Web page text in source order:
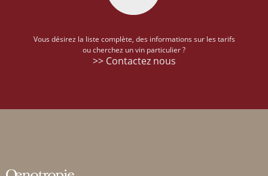
Vous désirez la liste complète, des informations sur les tarifs
ou cherchez un vin particulier ?
>> Contactez nous